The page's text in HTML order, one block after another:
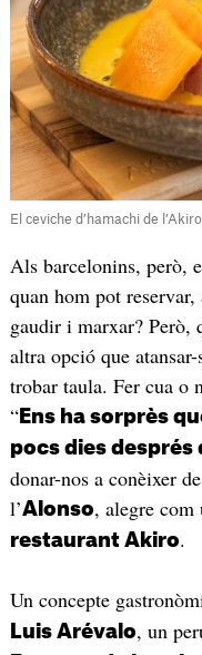
El ceviche d’hamachi de
Als barcelonins, però,
quan hom pot
gaudir i marxar? Però,
altra opció que
trobar taula. Fer cua o
“Ens ha sorprès
pocs dies després
donar-nos a conèixer
l’Alonso, alegre
restaurant Akiro.
Un concepte
Luis Arévalo, un